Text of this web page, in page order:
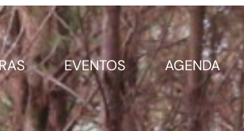
EVENTOS AGENDA